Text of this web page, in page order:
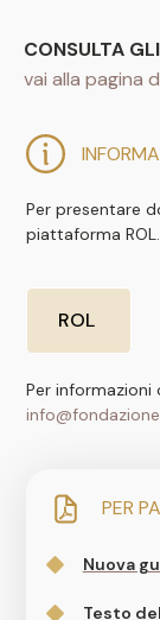
Per presentare
piattaforma ROL.
ROL
Per
PER
Nuova
Testo
CONSULTA
vai alla pagina